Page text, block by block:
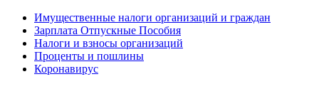
Имущественные налоги организаций и граждан
Зарплата Отпускные Пособия
Налоги и взносы организаций
Проценты и пошлины
Коронавирус